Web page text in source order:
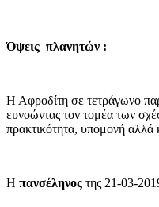
Όψεις πλανητών :
Η Αφροδίτη σε τετράγωνο
ευνοώντας τον τομέα των
πρακτικότητα, υπομονή
Η πανσέληνος της 21-03-